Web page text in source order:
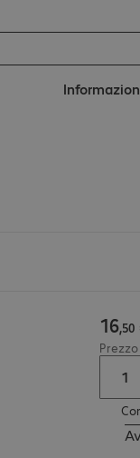
16,50
Prezzo